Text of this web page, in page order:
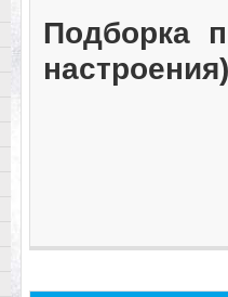
Подборка